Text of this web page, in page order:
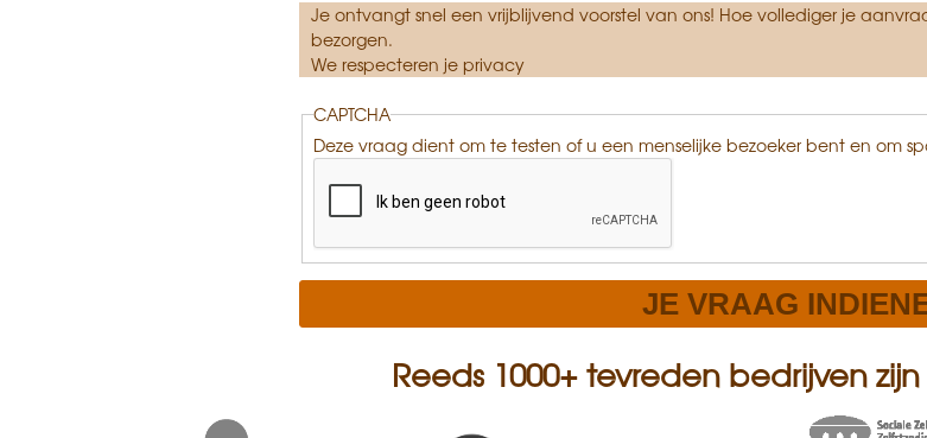
Je ontvangt snel een vrijblijvend voorstel van ons! Hoe vollediger je
bezorgen.
We respecteren je privacy
CAPTCHA
Deze vraag dient om te testen of u een menselijke bezoeker bent en om
Reeds 1000+ tevreden bedrijven